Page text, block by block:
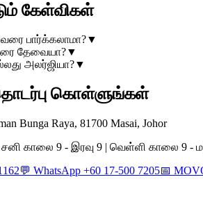
கேள்விகள்
பார்க்கலாமா?▼
தேவையா?▼
அலர்ஜியா?▼
கொள்ளுங்கள்
Bunga Raya, 81700 Masai, Johor
காலை 9 - இரவு 9 | வெள்ளி காலை 9 -
💬 WhatsApp +60 17-500 7205📅